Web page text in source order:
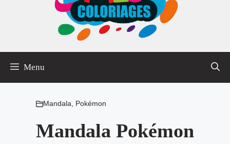
Menu
Mandala, Pokémon
Mandala Pokémon